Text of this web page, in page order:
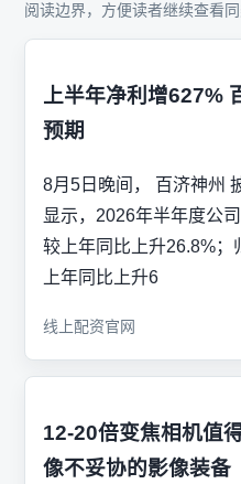
阅读边界，方便读者继续查看同
上半年净利增627%
预期
8月5日晚间， 百济神州
显示，2026年半年度公
较上年同比上升26.8%；
上年同比上升6
线上配资官网
12-20倍变焦相机值
像不妥协的影像装备